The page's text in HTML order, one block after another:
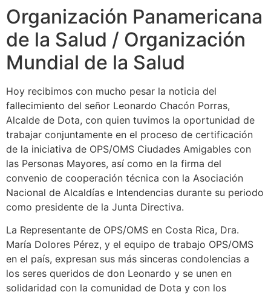
Organización Panamericana
de la Salud / Organización
Mundial de la Salud
Hoy recibimos con mucho pesar la noticia del
fallecimiento del señor Leonardo Chacón Porras,
Alcalde de Dota, con quien tuvimos la oportunidad de
trabajar conjuntamente en el proceso de certificación
de la iniciativa de OPS/OMS Ciudades Amigables con
las Personas Mayores, así como en la firma del
convenio de cooperación técnica con la Asociación
Nacional de Alcaldías e Intendencias durante su periodo
como presidente de la Junta Directiva.
La Representante de OPS/OMS en Costa Rica, Dra.
María Dolores Pérez, y el equipo de trabajo OPS/OMS
en el país, expresan sus más sinceras condolencias a
los seres queridos de don Leonardo y se unen en
solidaridad con la comunidad de Dota y con los